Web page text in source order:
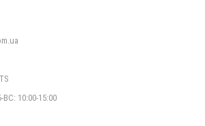
туніка плаття в спортивному стилі
1060.00грн.
10:00-15:00